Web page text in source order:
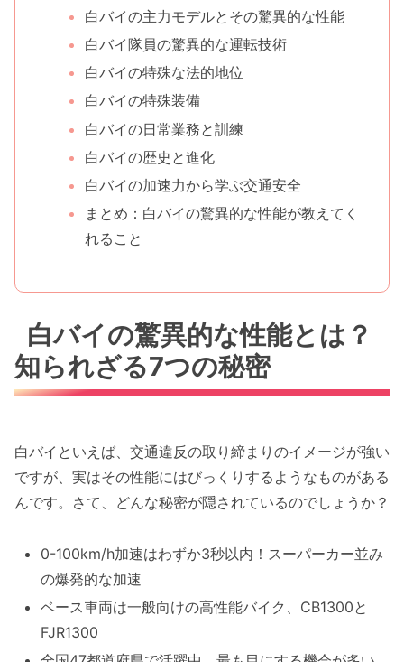
白バイの主力モデルとその驚異的な性能
白バイ隊員の驚異的な運転技術
白バイの特殊な法的地位
白バイの特殊装備
白バイの日常業務と訓練
白バイの歴史と進化
白バイの加速力から学ぶ交通安全
まとめ：白バイの驚異的な性能が教えてく
れること
白バイの驚異的な性能とは？
知られざる7つの秘密
白バイといえば、交通違反の取り締まりのイメージが強い
ですが、実はその性能にはびっくりするようなものがある
んです。さて、どんな秘密が隠されているのでしょうか？
0-100km/h加速はわずか3秒以内！スーパーカー並み
の爆発的な加速
ベース車両は一般向けの高性能バイク、CB1300と
FJR1300